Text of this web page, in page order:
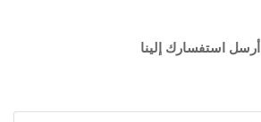
أرسل استفسارك إلينا